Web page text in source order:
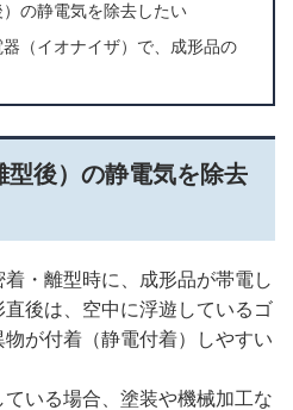
の静電気を除去したい
（イオナイザ）で、成形品の
型後）の静電気を除去
・離型時に、成形品が帯電し
後は、空中に浮遊しているゴ
が付着（静電付着）しやすい
いる場合、塗装や機械加工な